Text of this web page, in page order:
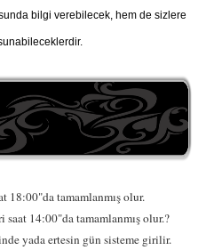
bilgi verebilecek, hem de sizlere
18:00"da tamamlanmış olur.
14:00"da tamamlanmış olur.?
yada ertesin gün sisteme girilir.